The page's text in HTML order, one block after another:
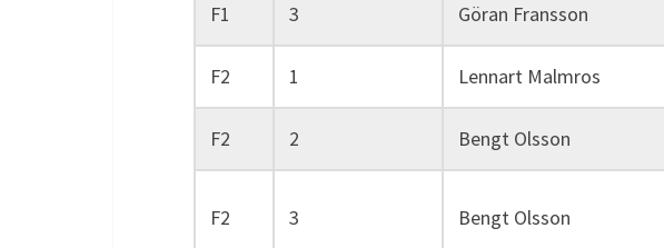
F1 3 Göran Fransson
F2 1 Lennart Malmros
F2 2 Bengt Olsson
F2 3 Bengt Olsson